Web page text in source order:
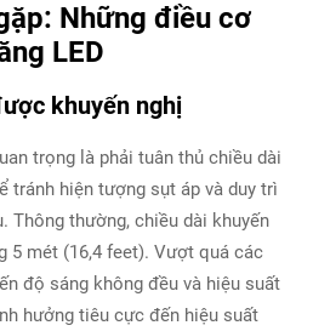
Những điều cơ
LED
khuyến nghị
trọng là phải tuân thủ chiều dài
tránh hiện tượng sụt áp và duy trì
Thông thường, chiều dài khuyến
5 mét (16,4 feet). Vượt quá các
độ sáng không đều và hiệu suất
hưởng tiêu cực đến hiệu suất